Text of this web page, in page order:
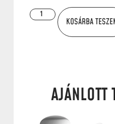
KOSÁRBA
AJÁNLOTT